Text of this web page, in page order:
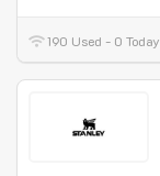
190 Used - 0 Today